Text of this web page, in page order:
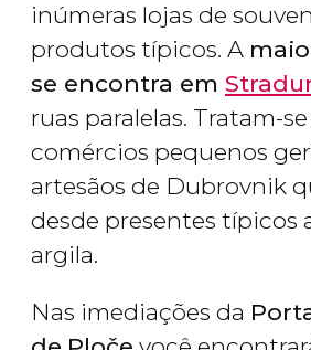
inúmeras lojas de
produtos típicos. A
se encontra em
ruas paralelas. Tratam-
comércios pequenos
artesãos de Dubrovnik
desde presentes típicos
argila.
Nas imediações da